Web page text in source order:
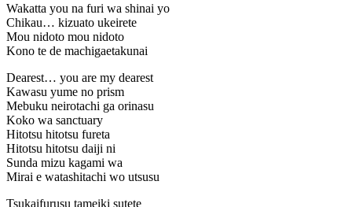
Wakatta you na furi wa shinai yo
Chikau… kizuato ukeirete
Mou nidoto mou nidoto
Kono te de machigaetakunai
Dearest… you are my dearest
Kawasu yume no prism
Mebuku neirotachi ga orinasu
Koko wa sanctuary
Hitotsu hitotsu fureta
Hitotsu hitotsu daiji ni
Sunda mizu kagami wa
Mirai e watashitachi wo utsusu
Tsukaifurusu tameiki sutete